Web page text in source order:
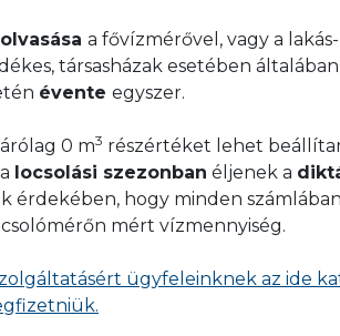
– nyomtatványt, amennyiben
történt az üzembe helyezés
időpontjára a mérőhelyet, a
kell tenni,
kapcsolódó mérőhöz (legyen az
kell a hozzáférést,
vízmérő hiteles legyen [hitelessége
- számított nyolcadik év
a fővízmérővel, vagy a
társasházak esetében általában
évente egyszer.
0 m3 részértéket lehet
locsolási szezonban éljenek a
érdekében, hogy minden
mért vízmennyiség.
ügyfeleinknek az ide